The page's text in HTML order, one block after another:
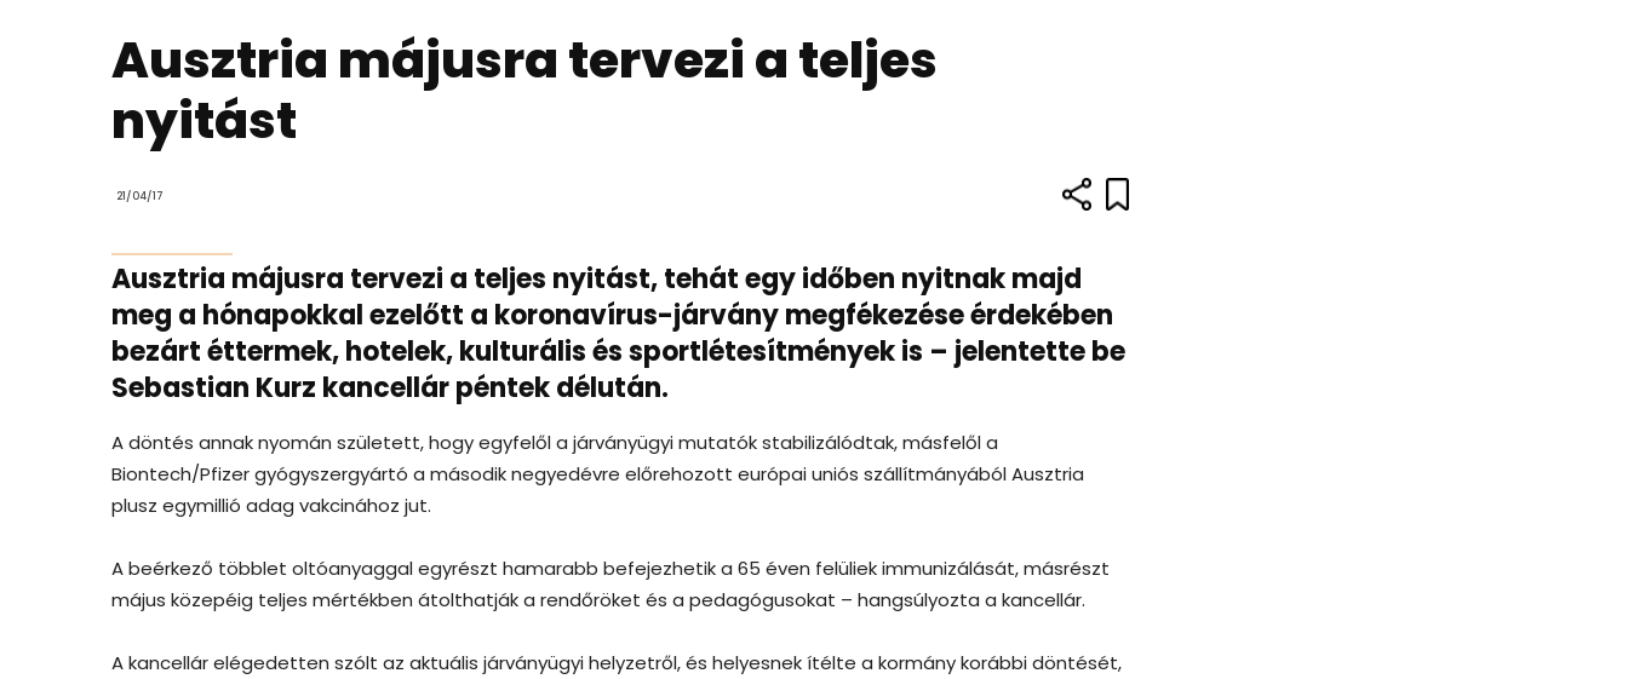
Ausztria májusra tervezi a teljes
nyitást
21/04/17
Ausztria májusra tervezi a teljes nyitást, tehát egy időben nyitnak majd
meg a hónapokkal ezelőtt a koronavírus-járvány megfékezése érdekében
bezárt éttermek, hotelek, kulturális és sportlétesítmények is – jelentette be
Sebastian Kurz kancellár péntek délután.
A döntés annak nyomán született, hogy egyfelől a járványügyi mutatók stabilizálódtak, másfelől a
Biontech/Pfizer gyógyszergyártó a második negyedévre előrehozott európai uniós szállítmányából Ausztria
plusz egymillió adag vakcinához jut.
A beérkező többlet oltóanyaggal egyrészt hamarabb befejezhetik a 65 éven felüliek immunizálását, másrészt
május közepéig teljes mértékben átolthatják a rendőröket és a pedagógusokat – hangsúlyozta a kancellár.
A kancellár elégedetten szólt az aktuális járványügyi helyzetről, és helyesnek ítélte a kormány korábbi döntését,